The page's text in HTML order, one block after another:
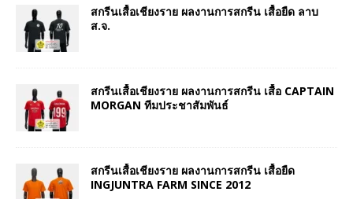
สกรีนเสื้อเชียงราย ผลงานการสกรีน เสื้อยืด ลาบ
ส.จ.
สกรีนเสื้อเชียงราย ผลงานการสกรีน เสื้อ CAPTAIN
MORGAN ทีมประชาสัมพันธ์
สกรีนเสื้อเชียงราย ผลงานการสกรีน เสื้อยืด
INGJUNTRA FARM SINCE 2012